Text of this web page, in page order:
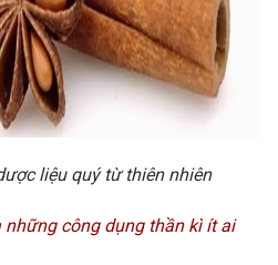
liệu quý từ thiên nhiên
những công dụng thần kì ít ai